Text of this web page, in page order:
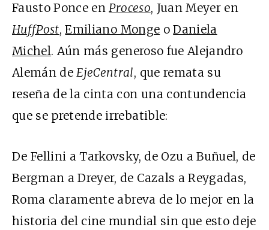
Fausto Ponce en Proceso, Juan Meyer en
HuffPost,Emiliano Monge oDaniela
Michel. Aún más generoso fue Alejandro
Alemán de EjeCentral, que remata su
reseña de la cinta con una contundencia
que se pretende irrebatible:
De Fellini a Tarkovsky, de Ozu a Buñuel, de
Bergman a Dreyer, de Cazals a Reygadas,
Roma claramente abreva de lo mejor en la
historia del cine mundial sin que esto deje